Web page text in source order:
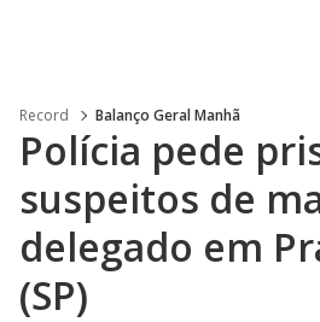
Record Balanço Geral Manhã
Polícia pede
suspeitos de
delegado em
(SP)